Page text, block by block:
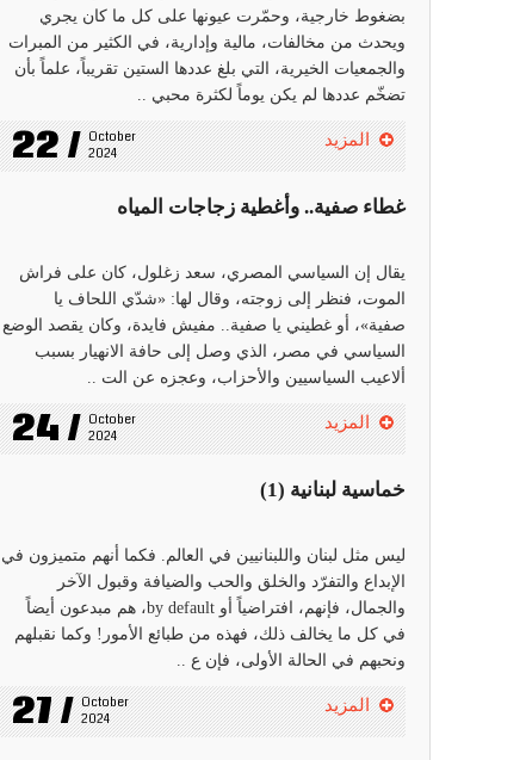
بضغوط خارجية، وحمّرت عيونها على كل ما كان يجري
ويحدث من مخالفات، مالية وإدارية، في الكثير من المبرات
والجمعيات الخيرية، التي بلغ عددها الستين تقريباً، علماً بأن
تضخّم عددها لم يكن يوماً لكثرة محبي ..
22 / October
2024
المزيد
غطاء صفية.. وأغطية زجاجات المياه
يقال إن السياسي المصري، سعد زغلول، كان على فراش
الموت، فنظر إلى زوجته، وقال لها: «شدّي اللحاف يا
صفية»، أو غطيني يا صفية.. مفيش فايدة، وكان يقصد الوضع
السياسي في مصر، الذي وصل إلى حافة الانهيار بسبب
ألاعيب السياسيين والأحزاب، وعجزه عن الت ..
24 / October
2024
المزيد
خماسية لبنانية (1)
ليس مثل لبنان واللبنانيين في العالم. فكما أنهم متميزون في
الإبداع والتفرّد والخلق والحب والضيافة وقبول الآخر
والجمال، فإنهم، افتراضياً أو by default، هم مبدعون أيضاً
في كل ما يخالف ذلك، فهذه من طبائع الأمور! وكما نقبلهم
ونحبهم في الحالة الأولى، فإن ع ..
27 / October
2024
المزيد